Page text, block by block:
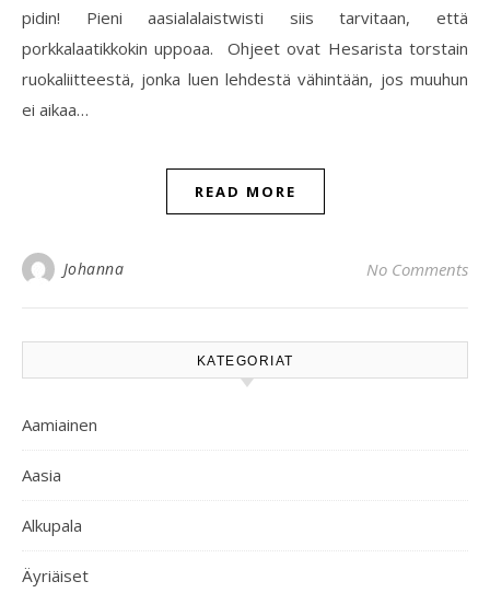
pidin! Pieni aasialalaistwisti siis tarvitaan, että
porkkalaatikkokin uppoaa. Ohjeet ovat Hesarista torstain
ruokaliitteestä, jonka luen lehdestä vähintään, jos muuhun
ei aikaa…
READ MORE
Johanna No Comments
KATEGORIAT
Aamiainen
Aasia
Alkupala
Äyriäiset